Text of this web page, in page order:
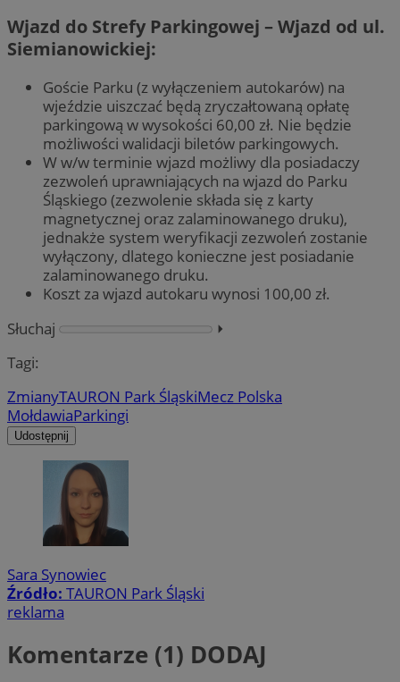
Wjazd do Strefy Parkingowej – Wjazd od ul.
Siemianowickiej:
Goście Parku (z wyłączeniem autokarów) na
wjeździe uiszczać będą zryczałtowaną opłatę
parkingową w wysokości 60,00 zł. Nie będzie
możliwości walidacji biletów parkingowych.
W w/w terminie wjazd możliwy dla posiadaczy
zezwoleń uprawniających na wjazd do Parku
Śląskiego (zezwolenie składa się z karty
magnetycznej oraz zalaminowanego druku),
jednakże system weryfikacji zezwoleń zostanie
wyłączony, dlatego konieczne jest posiadanie
zalaminowanego druku.
Koszt za wjazd autokaru wynosi 100,00 zł.
Słuchaj
⏵︎
Tagi:
ZmianyTAURON Park ŚląskiMecz Polska
MołdawiaParkingi
Udostępnij
Sara Synowiec
Źródło: TAURON Park Śląski
reklama
Komentarze (1) DODAJ